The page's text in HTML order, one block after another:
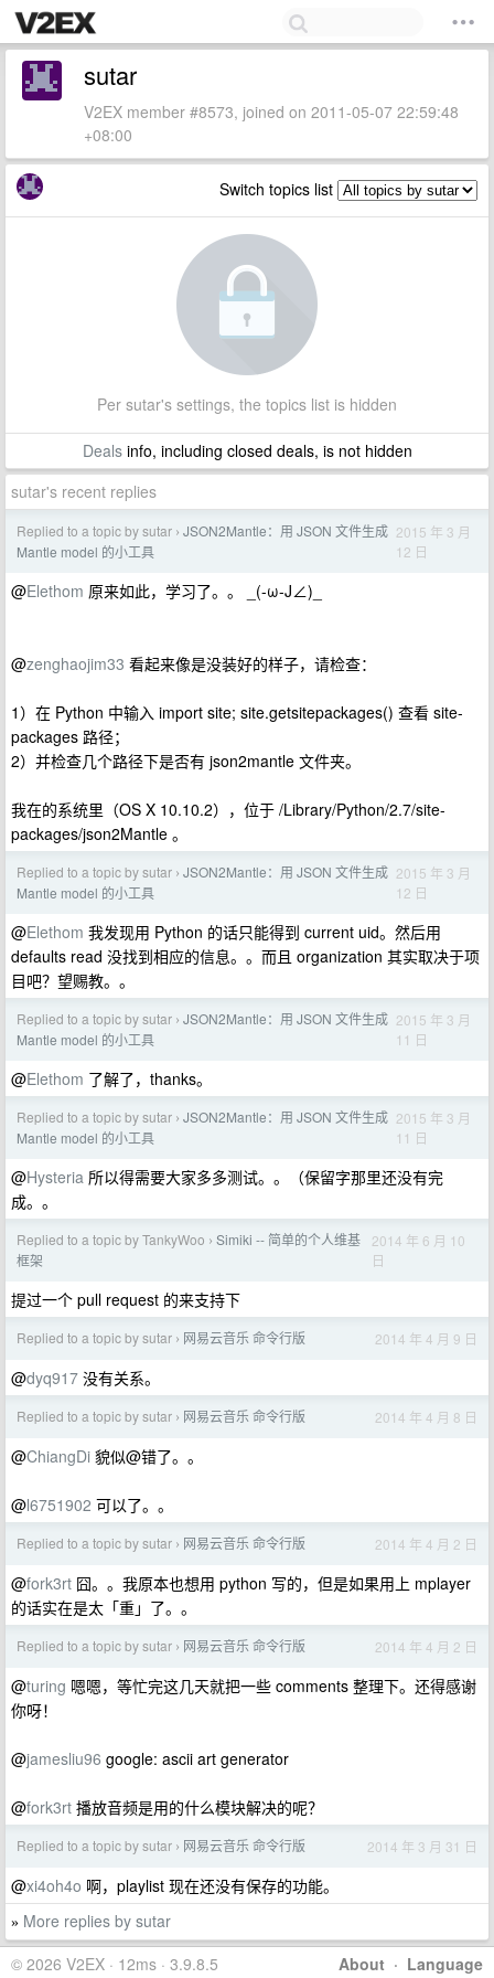
sutar
V2EX member #8573, joined on 2011-05-07 22:59:48
+08:00
Switch topics list
Per sutar's settings, the topics list is hidden
Dealsinfo, including closed deals, is not hidden
sutar's recent replies
Replied to a topic by sutar › JSON2Mantle：用 JSON 文件生成
Mantle model 的小工具
2015 年 3 月
12 日
@Elethom 原来如此，学习了。。 _(-ω-J∠)_
@zenghaojim33 看起来像是没装好的样子，请检查：
1）在 Python 中输入 import site; site.getsitepackages() 查看 site-
packages 路径；
2）并检查几个路径下是否有 json2mantle 文件夹。
我在的系统里（OS X 10.10.2），位于 /Library/Python/2.7/site-
packages/json2Mantle 。
Replied to a topic by sutar › JSON2Mantle：用 JSON 文件生成
Mantle model 的小工具
2015 年 3 月
12 日
@Elethom 我发现用 Python 的话只能得到 current uid。然后用
defaults read 没找到相应的信息。。而且 organization 其实取决于项
目吧？望赐教。。
Replied to a topic by sutar › JSON2Mantle：用 JSON 文件生成
Mantle model 的小工具
2015 年 3 月
11 日
@Elethom 了解了，thanks。
Replied to a topic by sutar › JSON2Mantle：用 JSON 文件生成
Mantle model 的小工具
2015 年 3 月
11 日
@Hysteria 所以得需要大家多多测试。。（保留字那里还没有完
成。。
Replied to a topic by TankyWoo › Simiki -- 简单的个人维基
框架
2014 年 6 月 10
日
提过一个 pull request 的来支持下
Replied to a topic by sutar › 网易云音乐 命令行版 2014 年 4 月 9 日
@dyq917 没有关系。
Replied to a topic by sutar › 网易云音乐 命令行版 2014 年 4 月 8 日
@ChiangDi 貌似@错了。。
@l6751902 可以了。。
Replied to a topic by sutar › 网易云音乐 命令行版 2014 年 4 月 2 日
@fork3rt 囧。。我原本也想用 python 写的，但是如果用上 mplayer
的话实在是太「重」了。。
Replied to a topic by sutar › 网易云音乐 命令行版 2014 年 4 月 2 日
@turing 嗯嗯，等忙完这几天就把一些 comments 整理下。还得感谢
你呀！
@jamesliu96 google: ascii art generator
@fork3rt 播放音频是用的什么模块解决的呢？
Replied to a topic by sutar › 网易云音乐 命令行版 2014 年 3 月 31 日
@xi4oh4o 啊，playlist 现在还没有保存的功能。
» More replies by sutar
About · Language
© 2026 V2EX · 12ms · 3.9.8.5